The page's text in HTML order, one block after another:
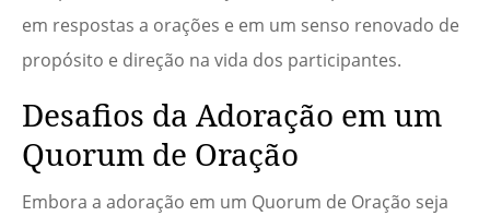
em respostas a orações e em um senso renovado de
propósito e direção na vida dos participantes.
Desafios da Adoração em um
Quorum de Oração
Embora a adoração em um Quorum de Oração seja